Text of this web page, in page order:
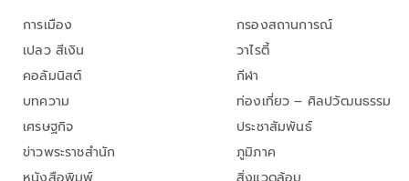
การเมือง
เปลว สีเงิน
คอลัมนิสต์
บทความ
เศรษฐกิจ
ข่าวพระราชสำนัก
กรองสถานการณ์
วาไรตี้
กีฬา
ท่องเที่ยว – ศิลปวัฒนธรรม
ประชาสัมพันธ์
ภูมิภาค